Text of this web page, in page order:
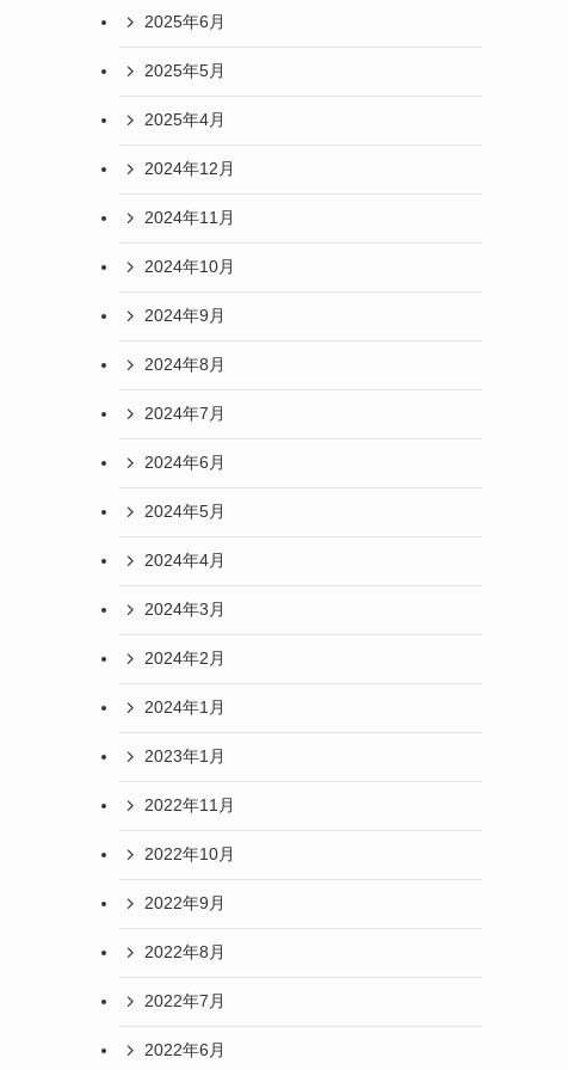
2025年6月
2025年5月
2025年4月
2024年12月
2024年11月
2024年10月
2024年9月
2024年8月
2024年7月
2024年6月
2024年5月
2024年4月
2024年3月
2024年2月
2024年1月
2023年1月
2022年11月
2022年10月
2022年9月
2022年8月
2022年7月
2022年6月